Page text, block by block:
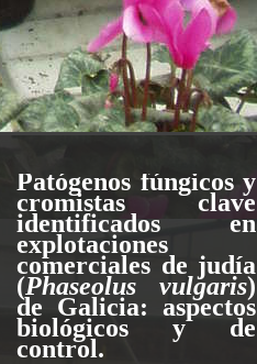
Patógenos fúngicos y
cromistas clave
identificados en
explotaciones
comerciales de judía
(Phaseolus vulgaris)
de Galicia: aspectos
biológicos y de
control.